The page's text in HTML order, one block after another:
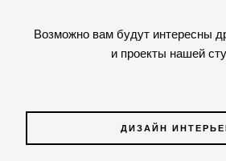
Возможно вам будут интересны
и проекты нашей
ДИЗАЙН